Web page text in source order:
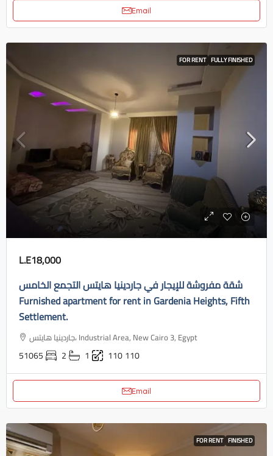
Email
FOR RENT FULLY FINISHED
L.E18,000
شقة مفروشة للإيجار في جاردينيا هايتس التجمع الخامس
Furnished apartment for rent in Gardenia Heights, Fifth
Settlement.
جاردينيا هايتس، Industrial Area, New Cairo 3, Egypt
51065 2 1 110110
Email
FOR RENT FINISHED